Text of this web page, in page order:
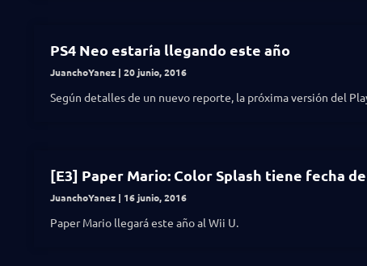
PS4 Neo estaría llegando este año
JuanchoYanez 20 junio, 2016
Según detalles de un nuevo reporte, la próxima versión del
[E3] Paper Mario: Color Splash tiene fecha
JuanchoYanez 16 junio, 2016
Paper Mario llegará este año al Wii U.